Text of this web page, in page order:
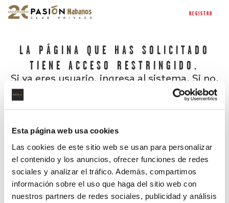
Esta página web usa cookies
Las cookies de este sitio web se usan para personalizar
el contenido y los anuncios, ofrecer funciones de redes
sociales y analizar el tráfico. Además, compartimos
información sobre el uso que haga del sitio web con
nuestros partners de redes sociales, publicidad y análisis
REGISTRO
LA PÁGINA QUE HAS SOLICITADO
TIENE ACCESO RESTRINGIDO.
Si ya eres usuario, ingresa al sistema. Si no,
¿Has olvidado tu contraseña?